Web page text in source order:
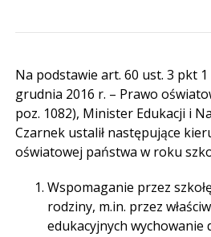
Na podstawie art. 60 ust. 3 pkt
grudnia 2016 r. – Prawo
poz. 1082), Minister Edukacji i
Czarnek ustalił następujące
oświatowej państwa w roku
Wspomaganie przez
rodziny, m.in. przez
edukacyjnych wychowanie